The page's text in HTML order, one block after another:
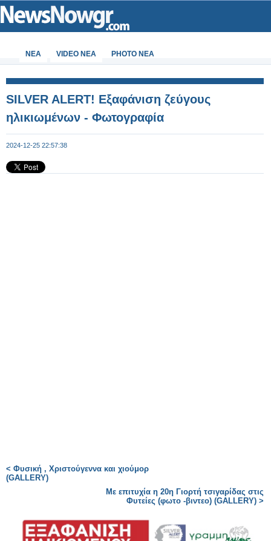
ΝΕΑ VIDEO NEA PHOTO NEA
SILVER ALERT! Εξαφάνιση ζεύγους
ηλικιωμένων - Φωτογραφία
2024-12-25 22:57:38
< Φυσική , Χριστούγεννα και χιούμορ
(GALLERY)
Με επιτυχία η 20η Γιορτή τσιγαρίδας στις
Φυτείες (φωτο -βιντεο) (GALLERY) >